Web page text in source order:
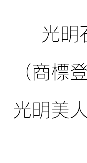
光明
（商標
光明美